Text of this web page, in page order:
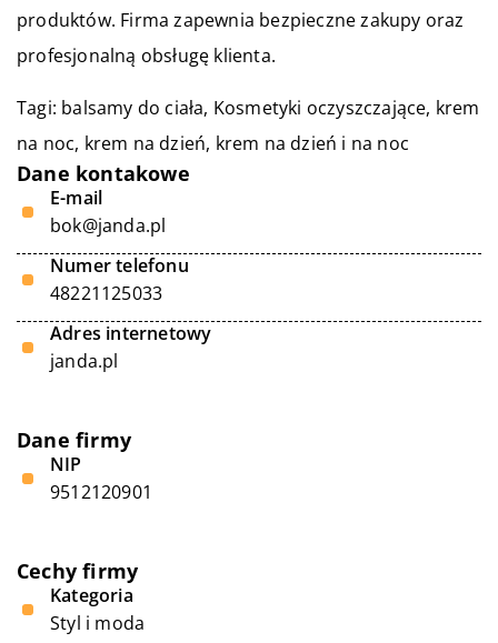
produktów. Firma zapewnia bezpieczne zakupy oraz
profesjonalną obsługę klienta.
Tagi: balsamy do ciała, Kosmetyki oczyszczające, krem
na noc, krem na dzień, krem na dzień i na noc
Dane kontakowe
E-mail
bok@janda.pl
Numer telefonu
48221125033
Adres internetowy
janda.pl
Dane firmy
NIP
9512120901
Cechy firmy
Kategoria
Styl i moda